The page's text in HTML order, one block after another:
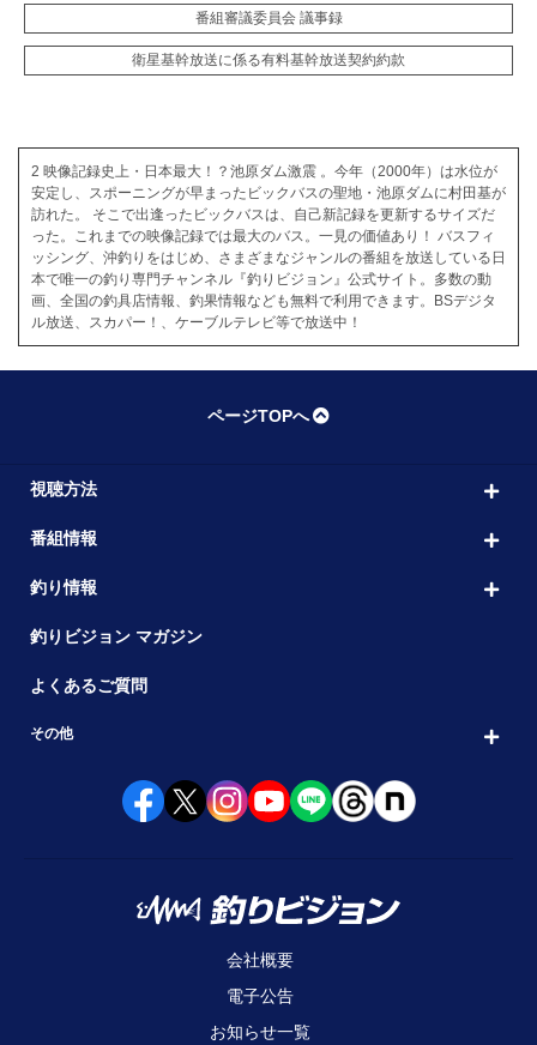
番組審議委員会 議事録
衛星基幹放送に係る有料基幹放送契約約款
2 映像記録史上・日本最大！？池原ダム激震 。今年（2000年）は水位が
安定し、スポーニングが早まったビックバスの聖地・池原ダムに村田基が
訪れた。 そこで出逢ったビックバスは、自己新記録を更新するサイズだ
った。これまでの映像記録では最大のバス。一見の価値あり！ バスフィ
ッシング、沖釣りをはじめ、さまざまなジャンルの番組を放送している日
本で唯一の釣り専門チャンネル『釣りビジョン』公式サイト。多数の動
画、全国の釣具店情報、釣果情報なども無料で利用できます。BSデジタ
ル放送、スカパー！、ケーブルテレビ等で放送中！
ページTOPへ
視聴方法
番組情報
釣り情報
釣りビジョン マガジン
よくあるご質問
その他
会社概要
電子公告
お知らせ一覧